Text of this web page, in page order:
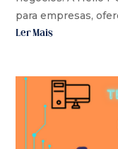
para empresas,
Ler Mais